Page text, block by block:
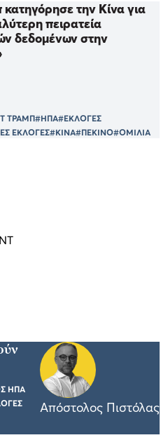
την Κίνα για
πειρατεία
δεδομένων στην
ΤΡΑΜΠ#ΗΠΑ#ΕΚΛΟΓΕΣ
ΕΚΛΟΓΕΣ#ΚΙΝΑ#ΠΕΚΙΝΟ#ΟΜΙΛΙΑ
ΗΠΑ
Απόστολος Πιστόλας